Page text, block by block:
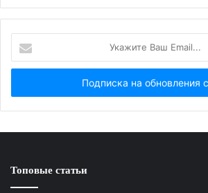
BB-код для вставки на форум:
Ссылка на изображение:
Доброе утро!
Ваш
Email...
Топовые статьи